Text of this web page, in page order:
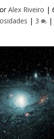
Alex Riveiro |
| 3 |